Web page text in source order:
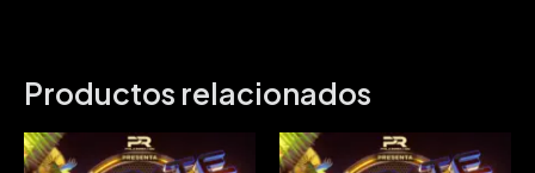
Productos relacionados